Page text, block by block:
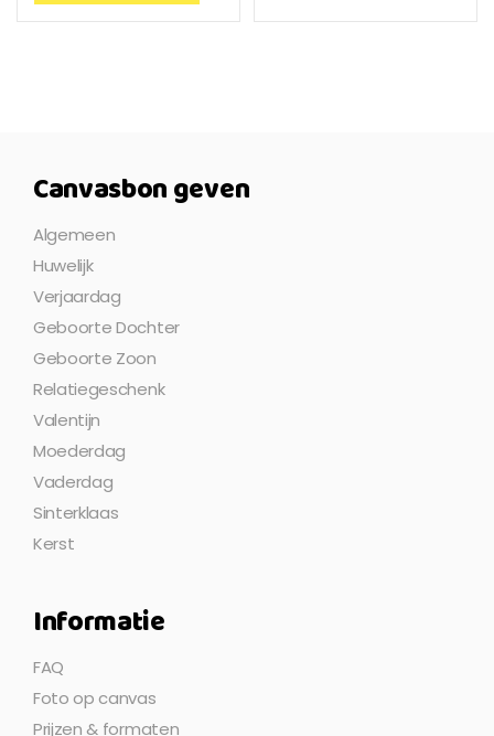
Canvasbon geven
Algemeen
Huwelijk
Verjaardag
Geboorte Dochter
Geboorte Zoon
Relatiegeschenk
Valentijn
Moederdag
Vaderdag
Sinterklaas
Kerst
Informatie
FAQ
Foto op canvas
Prijzen & formaten